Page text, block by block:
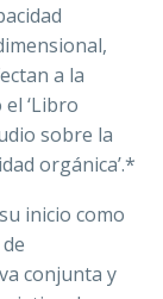
a la
‘Libro
sobre la
orgánica’.*
inicio como
conjunta y